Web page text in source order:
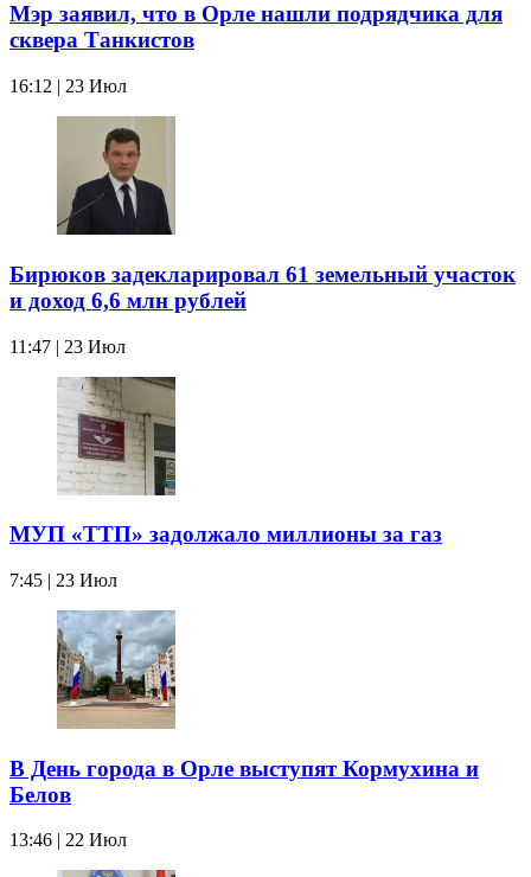
Мэр заявил, что в Орле нашли подрядчика для
сквера Танкистов
16:12 | 23 Июл
Бирюков задекларировал 61 земельный участок
и доход 6,6 млн рублей
11:47 | 23 Июл
МУП «ТТП» задолжало миллионы за газ
7:45 | 23 Июл
В День города в Орле выступят Кормухина и
Белов
13:46 | 22 Июл